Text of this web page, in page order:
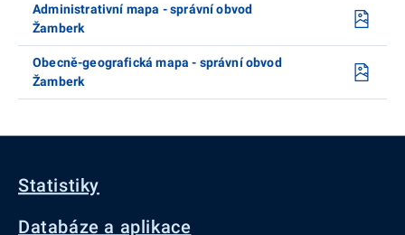
Administrativní mapa - správní obvod
Žamberk
Obecně-geografická mapa - správní obvod
Žamberk
Statistiky
Databáze a aplikace